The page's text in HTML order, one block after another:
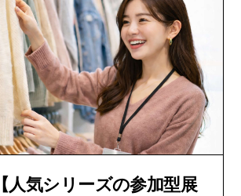
人気シリーズの参加型展